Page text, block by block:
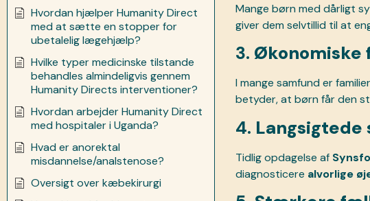
Hvordan hjælper Humanity Direct
med at sætte en stopper for
ubetalelig lægehjælp?
Hvilke typer medicinske tilstande
behandles almindeligvis gennem
Humanity Directs interventioner?
Hvordan arbejder Humanity Direct
med hospitaler i Uganda?
Hvad er anorektal
misdannelse/analstenose?
Oversigt over kæbekirurgi
Mange børn med dårligt
giver dem selvtillid til at
3. Økonomiske
I mange samfund er familier
betyder, at børn får den
4. Langsigtede
Tidlig opdagelse af
diagnosticere alvorlige